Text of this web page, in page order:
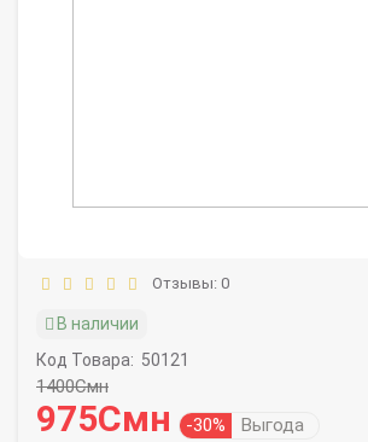
Отзывы: 0
В наличии
Код Товара: 50121
1400Смн
975Смн -30% Выгода